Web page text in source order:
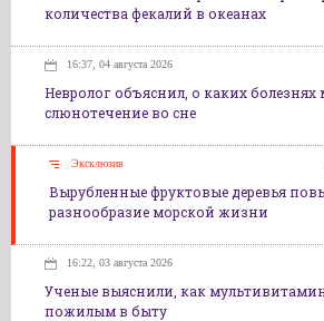
количества фекалий в океанах
16:37, 04 августа 2026
Невролог объяснил, о каких
слюнотечение во сне
Эксклюзив
Вырубленные фруктовые деревья
разнообразие морской жизни
16:22, 03 августа 2026
Ученые выяснили, как
пожилым в быту